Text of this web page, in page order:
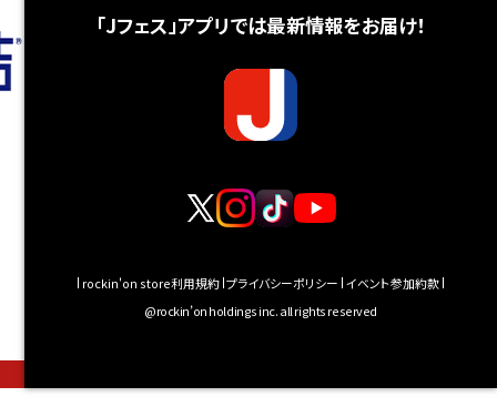
「Jフェス」アプリでは最新情報をお届け！
rockin'on store利用規約 プライバシーポリシー イベント参加約款
@rockin’on holdings inc. all rights reserved